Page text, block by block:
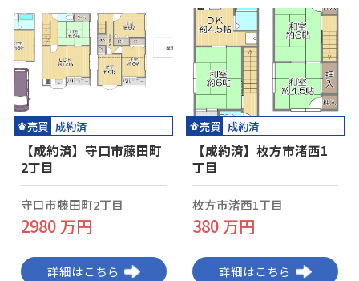
売買 成約済
【成約済】守口市藤田町
2丁目
守口市藤田町2丁目
2980 万円
詳細はこちら
売買 成約済
【成約済】枚方市渚西1
丁目
枚方市渚西1丁目
380 万円
詳細はこちら